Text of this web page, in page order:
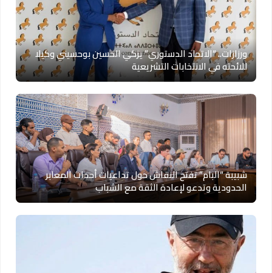
ورزازات.. “الاتحاد الدستوري” يزكي الحسين بوحسيني وكيلا
للائحته في الانتخابات التشريعية
شبيبة “البام” تفتح النقاش حول تداعيات أحداث المعابر
الحدودية وتدعو لإعادة الثقة مع الشباب